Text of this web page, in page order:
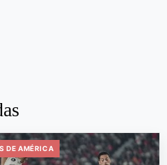
DE AMÉRICA